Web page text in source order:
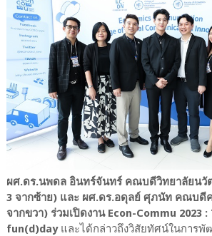
ผศ.ดร.นพดล อินทร์จันทร์ คณบดีวิทยาลัยนวั
3 จากซ้าย) และ ผศ.ดร.อดุลย์ ศุภนัท คณบดี
จากขวา) ร่วมเปิดงาน Econ-Commu 2023
fun(d)dayและได้กล่าวถึงวิสัยทัศน์ในการพั